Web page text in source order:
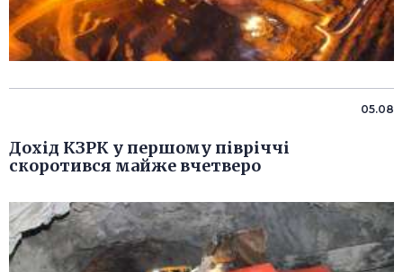
05.08
Дохід КЗРК у першому півріччі
скоротився майже вчетверо